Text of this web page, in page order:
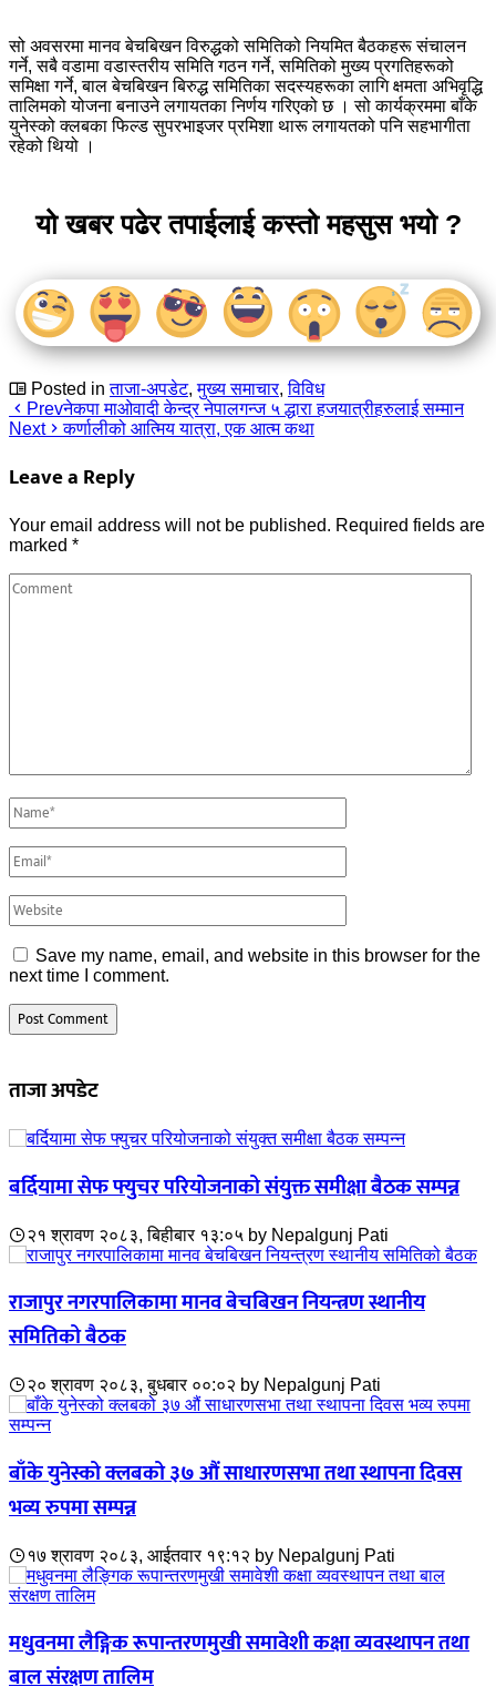
सो अवसरमा मानव बेचबिखन विरुद्धको समितिको नियमित बैठकहरू संचालन
गर्ने, सबै वडामा वडास्तरीय समिति गठन गर्ने, समितिको मुख्य प्रगतिहरूको
समिक्षा गर्ने, बाल बेचबिखन बिरुद्ध समितिका सदस्यहरूका लागि क्षमता अभिवृद्धि
तालिमको योजना बनाउने लगायतका निर्णय गरिएको छ । सो कार्यक्रममा बाँके
युनेस्को क्लबका फिल्ड सुपरभाइजर प्रमिशा थारू लगायतको पनि सहभागीता
रहेको थियो ।
यो खबर पढेर तपाईलाई कस्तो महसुस भयो ?
Posted inताजा-अपडेट,मुख्य समाचार,विविध
Prevनेकपा माओवादी केन्द्र नेपालगन्ज ५ द्धारा हजयात्रीहरुलाई सम्मान
Next
कर्णालीको आत्मिय यात्रा, एक आत्म कथा
Leave a Reply
Your email address will not be published. Required fields are
marked *
Save my name, email, and website in this browser for the
next time I comment.
ताजा अपडेट
बर्दियामा सेफ फ्युचर परियोजनाको संयुक्त समीक्षा बैठक सम्पन्न
२१ श्रावण २०८३, बिहीबार १३:०५ by Nepalgunj Pati
राजापुर नगरपालिकामा मानव बेचबिखन नियन्त्रण स्थानीय
समितिको बैठक
२० श्रावण २०८३, बुधबार ००:०२ by Nepalgunj Pati
बाँके युनेस्को क्लबको ३७ औं साधारणसभा तथा स्थापना दिवस
भव्य रुपमा सम्पन्न
१७ श्रावण २०८३, आईतवार १९:१२ by Nepalgunj Pati
मधुवनमा लैङ्गिक रूपान्तरणमुखी समावेशी कक्षा व्यवस्थापन तथा
बाल संरक्षण तालिम